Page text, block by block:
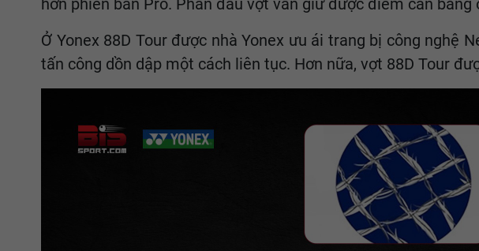
hơn phiên bản Pro. Phần đầu vợt vẫn giữ được điểm cân bằng
Ở Yonex 88D Tour được nhà Yonex ưu ái trang bị công nghệ
tấn công dồn dập một cách liên tục. Hơn nữa, vợt 88D Tour